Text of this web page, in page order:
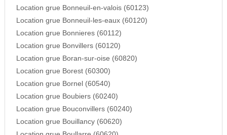
Location grue Bonneuil-en-valois (60123)
Location grue Bonneuil-les-eaux (60120)
Location grue Bonnieres (60112)
Location grue Bonvillers (60120)
Location grue Boran-sur-oise (60820)
Location grue Borest (60300)
Location grue Bornel (60540)
Location grue Boubiers (60240)
Location grue Bouconvillers (60240)
Location grue Bouillancy (60620)